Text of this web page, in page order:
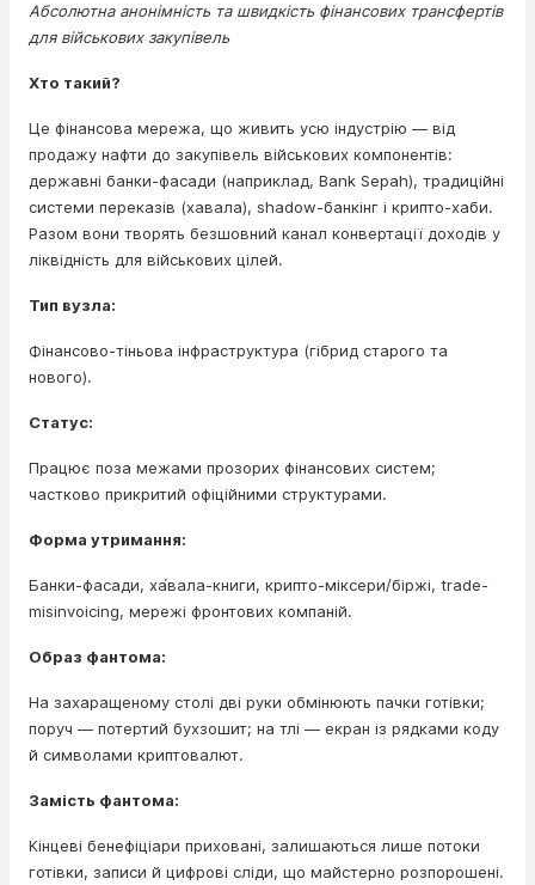
Абсолютна анонімність та швидкість фінансових трансфертів
для військових закупівель
Хто такий?
Це фінансова мережа, що живить усю індустрію — від
продажу нафти до закупівель військових компонентів:
державні банки-фасади (наприклад, Bank Sepah), традиційні
системи переказів (хавала), shadow-банкінг і крипто-хаби.
Разом вони творять безшовний канал конвертації доходів у
ліквідність для військових цілей.
Тип вузла:
Фінансово-тіньова інфраструктура (гібрид старого та
нового).
Статус:
Працює поза межами прозорих фінансових систем;
частково прикритий офіційними структурами.
Форма утримання:
Банки-фасади, ха́вала-книги, крипто-міксери/біржі, trade-
misinvoicing, мережі фронтових компаній.
Образ фантома:
На захаращеному столі дві руки обмінюють пачки готівки;
поруч — потертий бухзошит; на тлі — екран із рядками коду
й символами криптовалют.
Замість фантома:
Кінцеві бенефіціари приховані, залишаються лише потоки
готівки, записи й цифрові сліди, що майстерно розпорошені.